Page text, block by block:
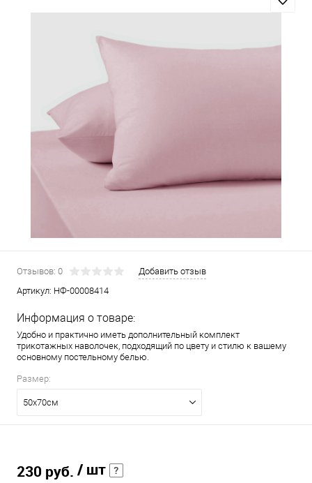
Отзывов: 0
Добавить отзыв
Артикул: НФ-00008414
Информация о товаре:
Удобно и практично иметь дополнительный комплект
трикотажных наволочек, подходящий по цвету и стилю к вашему
основному постельному белью.
Размер:
50х70см
230 руб. / шт